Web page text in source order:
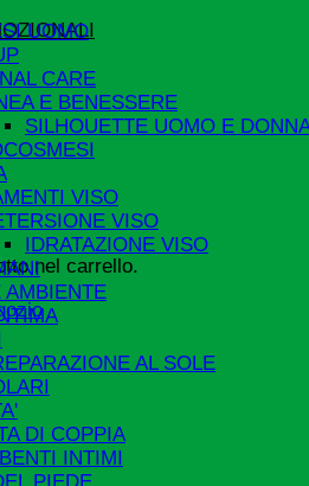
nel carrello.
UOMO
CARE
E BENESSERE
SILHOUETTE UOMO E
VISO
VISO
IDRATAZIONE VISO
AMBIENTE
AL SOLE
DI COPPIA
INTIMI